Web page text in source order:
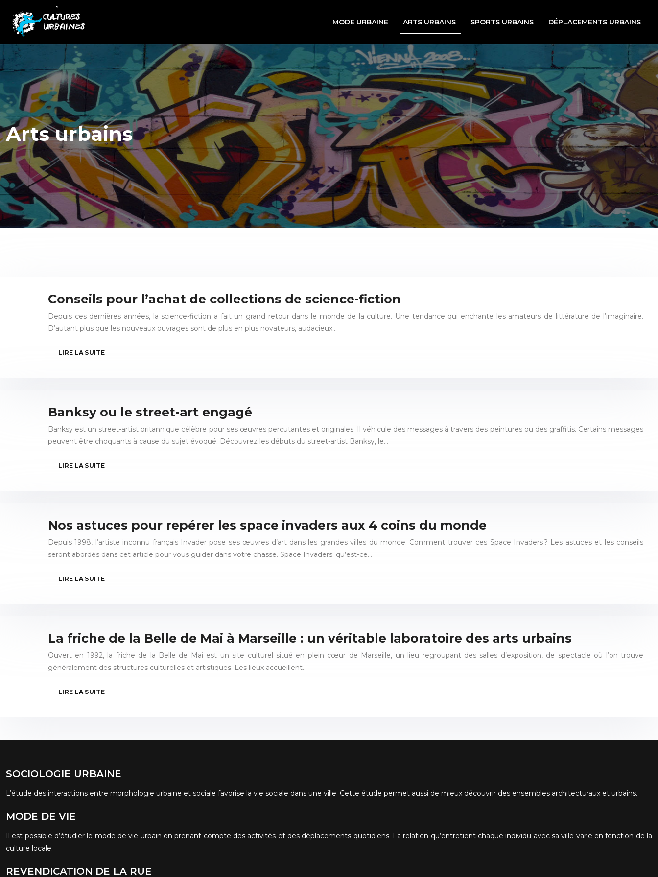
MODE URBAINE ARTS URBAINS SPORTS URBAINS DÉPLACEMENTS URBAINS
Arts urbains
Conseils pour l’achat de collections de science-fiction
Depuis ces dernières années, la science-fiction a fait un grand retour dans le monde de la culture. Une tendance qui enchante les amateurs de littérature de l’imaginaire.
D’autant plus que les nouveaux ouvrages sont de plus en plus novateurs, audacieux…
LIRE LA SUITE
Banksy ou le street-art engagé
Banksy est un street-artist britannique célèbre pour ses œuvres percutantes et originales. Il véhicule des messages à travers des peintures ou des graffitis. Certains messages
peuvent être choquants à cause du sujet évoqué. Découvrez les débuts du street-artist Banksy, le…
LIRE LA SUITE
Nos astuces pour repérer les space invaders aux 4 coins du monde
Depuis 1998, l’artiste inconnu français Invader pose ses œuvres d’art dans les grandes villes du monde. Comment trouver ces Space Invaders ? Les astuces et les conseils
seront abordés dans cet article pour vous guider dans votre chasse. Space Invaders: qu’est-ce…
LIRE LA SUITE
La friche de la Belle de Mai à Marseille : un véritable laboratoire des arts urbains
Ouvert en 1992, la friche de la Belle de Mai est un site culturel situé en plein cœur de Marseille, un lieu regroupant des salles d’exposition, de spectacle où l’on trouve
généralement des structures culturelles et artistiques. Les lieux accueillent…
LIRE LA SUITE
SOCIOLOGIE URBAINE
L’étude des interactions entre morphologie urbaine et sociale favorise la vie sociale dans une ville. Cette étude permet aussi de mieux découvrir des ensembles architecturaux et urbains.
MODE DE VIE
Il est possible d’étudier le mode de vie urbain en prenant compte des activités et des déplacements quotidiens. La relation qu’entretient chaque individu avec sa ville varie en fonction de la
culture locale.
REVENDICATION DE LA RUE